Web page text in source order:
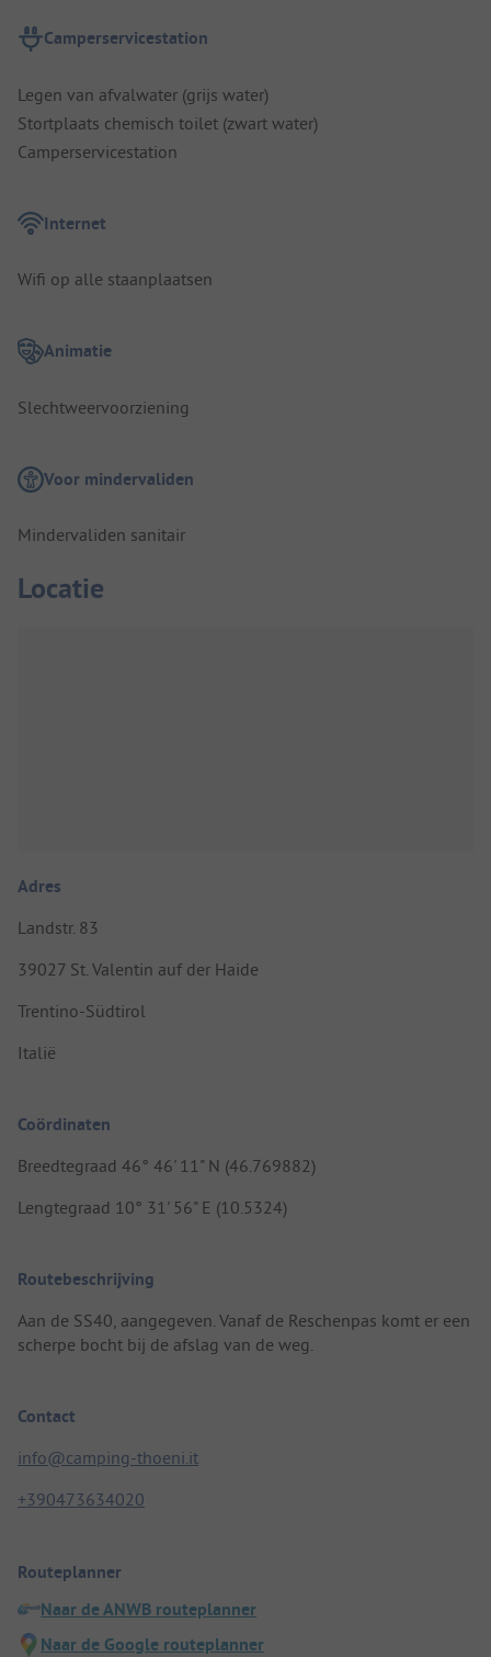
Camperservicestation
Legen van afvalwater (grijs water)
Stortplaats chemisch toilet (zwart water)
Camperservicestation
Internet
Wifi op alle staanplaatsen
Animatie
Slechtweervoorziening
Voor mindervaliden
Mindervaliden sanitair
Locatie
Adres
Landstr. 83
39027 St. Valentin auf der Haide
Trentino-Südtirol
Italië
Coördinaten
Breedtegraad 46° 46' 11" N (46.769882)
Lengtegraad 10° 31' 56" E (10.5324)
Routebeschrijving
Aan de SS40, aangegeven. Vanaf de Reschenpas komt er een
scherpe bocht bij de afslag van de weg.
Contact
info@camping-thoeni.it
+390473634020
Routeplanner
Naar de ANWB routeplanner
Naar de Google routeplanner